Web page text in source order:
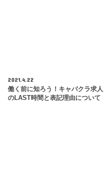
2021.4.22
働く前に知ろう！キャバクラ求人
のLAST時間と表記理由について